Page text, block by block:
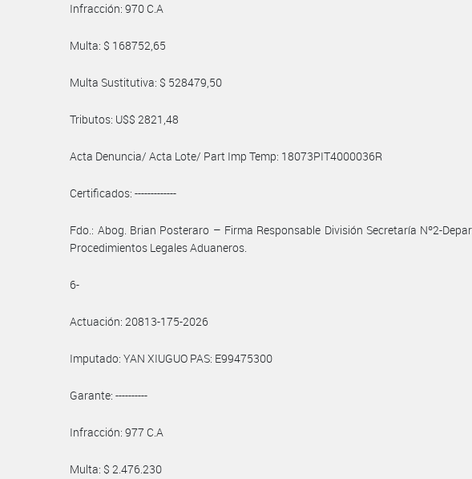
Infracción: 970 C.A
Multa: $ 168752,65
Multa Sustitutiva: $ 528479,50
Tributos: U$$ 2821,48
Acta Denuncia/ Acta Lote/ Part Imp Temp: 18073PIT4000036R
Certificados: -------------
Fdo.: Abog. Brian Posteraro – Firma Responsable División Secretaría Nº2-
Procedimientos Legales Aduaneros.
6-
Actuación: 20813-175-2026
Imputado: YAN XIUGUO PAS: E99475300
Garante: ----------
Infracción: 977 C.A
Multa: $ 2.476.230